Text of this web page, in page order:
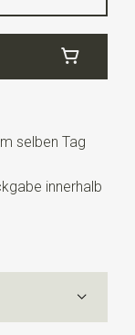
selben Tag
innerhalb